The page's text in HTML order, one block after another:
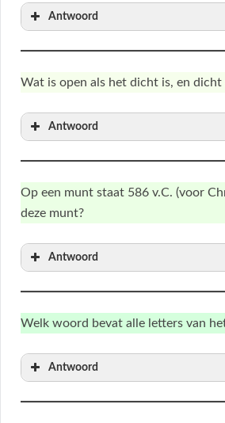
Antwoord
Wat is open als het dicht is, en dicht
Antwoord
Op een munt staat 586 v.C. (voor
deze munt?
Antwoord
Welk woord bevat alle letters van
Antwoord